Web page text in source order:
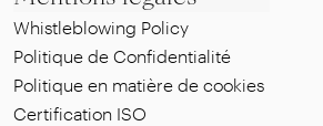
Whistleblowing Policy
Politique de Confidentialité
Politique en matière de cookies
Certification ISO